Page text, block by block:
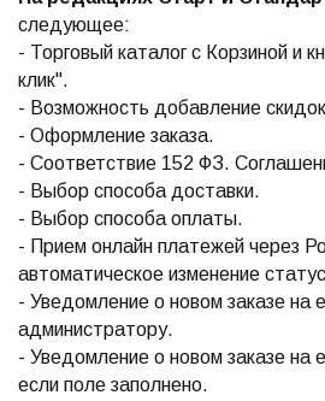
следующее:
- Торговый каталог с Корзиной и
клик".
- Возможность добавление
- Оформление заказа.
- Соответствие 152 ФЗ.
- Выбор способа доставки.
- Выбор способа оплаты.
- Прием онлайн платежей через
автоматическое изменение
- Уведомление о новом заказе на
администратору.
- Уведомление о новом заказе на
если поле заполнено.